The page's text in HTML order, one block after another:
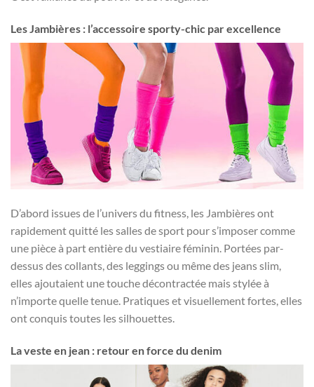
Les Jambières : l’accessoire sporty-chic par excellence
D’abord issues de l’univers du fitness, les Jambières ont
rapidement quitté les salles de sport pour s’imposer comme
une pièce à part entière du vestiaire féminin. Portées par-
dessus des collants, des leggings ou même des jeans slim,
elles ajoutaient une touche décontractée mais stylée à
n’importe quelle tenue. Pratiques et visuellement fortes, elles
ont conquis toutes les silhouettes.
La veste en jean : retour en force du denim